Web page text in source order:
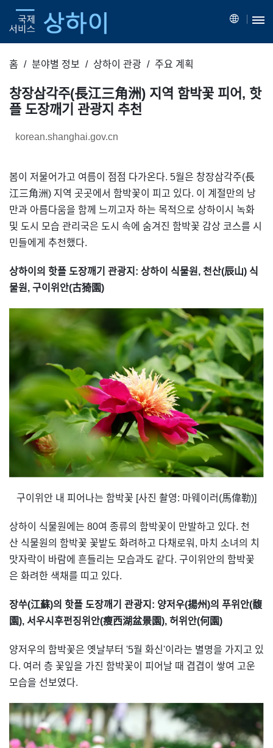
홈 분야별 정보 상하이 관광 주요 계획
창장삼각주(長江三角洲) 지역 함박꽃 피어, 핫
플 도장깨기 관광지 추천
korean.shanghai.gov.cn
봄이 저물어가고 여름이 점점 다가온다. 5월은 창장삼각주(長
江三角洲) 지역 곳곳에서 함박꽃이 피고 있다. 이 계절만의 낭
만과 아름다움을 함께 느끼고자 하는 목적으로 상하이시 녹화
및 도시 모습 관리국은 도시 속에 숨겨진 함박꽃 감상 코스를 시
민들에게 추천했다.
상하이의 핫플 도장깨기 관광지: 상하이 식물원, 천산(辰山) 식
물원, 구이위안(古猗園)
구이위안 내 피어나는 함박꽃 [사진 촬영: 마웨이러(馬偉勒)]
상하이 식물원에는 80여 종류의 함박꽃이 만발하고 있다. 천
산 식물원의 함박꽃 꽃밭도 화려하고 다채로워, 마치 소녀의 치
맛자락이 바람에 흔들리는 모습과도 같다. 구이위안의 함박꽃
은 화려한 색채를 띠고 있다.
장쑤(江蘇)의 핫플 도장깨기 관광지: 양저우(揚州)의 푸위안(馥
園), 서우시후펀징위안(瘦西湖盆景園), 허위안(何園)
양저우의 함박꽃은 옛날부터 '5월 화신'이라는 별명을 가지고 있
다. 여러 층 꽃잎을 가진 함박꽃이 피어날 때 겹겹이 쌓여 고운
모습을 선보였다.